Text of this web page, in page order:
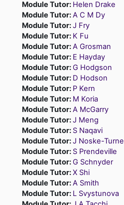
Module Tutor: Helen Drake
Module Tutor:A C M Dy
Module Tutor:J Fry
Module Tutor: K Fu
Module Tutor:A Grosman
Module Tutor: E Hayday
Module Tutor:G Hodgson
Module Tutor: D Hodson
Module Tutor: P Kern
Module Tutor: M Koria
Module Tutor:A McGarry
Module Tutor:J Meng
Module Tutor: S Naqavi
Module Tutor:J Noske-
Module Tutor: S Prendeville
Module Tutor:G Schnyder
Module Tutor:X Shi
Module Tutor:A Smith
Module Tutor: L Svystunova